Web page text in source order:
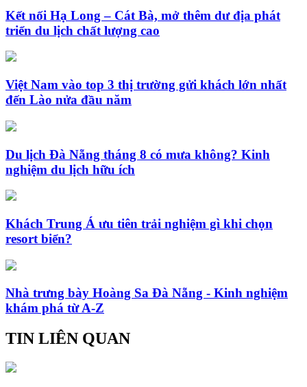
Kết nối Hạ Long – Cát Bà, mở thêm dư địa phát
triển du lịch chất lượng cao
Việt Nam vào top 3 thị trường gửi khách lớn nhất
đến Lào nửa đầu năm
Du lịch Đà Nẵng tháng 8 có mưa không? Kinh
nghiệm du lịch hữu ích
Khách Trung Á ưu tiên trải nghiệm gì khi chọn
resort biển?
Nhà trưng bày Hoàng Sa Đà Nẵng - Kinh nghiệm
khám phá từ A-Z
TIN LIÊN QUAN